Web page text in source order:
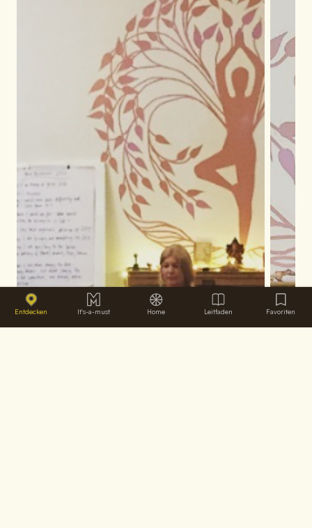
Entdecken It's-a-must Home Leitfaden Favoriten